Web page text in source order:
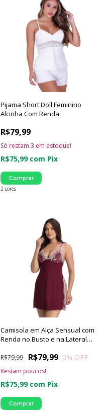
Pijama Short Doll Feminino
Alcinha Com Renda
R$79,99
R$75,99 com Pix
Só restam 3 em estoque!
2 cores
Comprar
Camisola em Alça Sensual com
Renda no Busto e na Lateral
R$79,99
R$79,99 0% OFF
R$75,99 com Pix
Restam poucos!
Comprar